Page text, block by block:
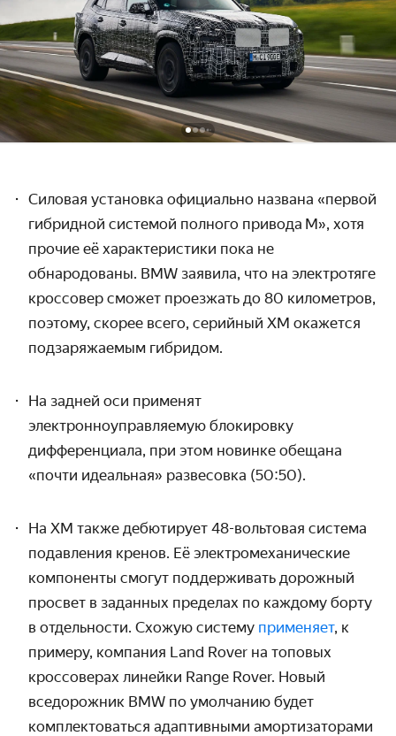
Силовая установка официально названа «первой
гибридной системой полного привода M», хотя
прочие её характеристики пока не
обнародованы. BMW заявила, что на электротяге
кроссовер сможет проезжать до 80 километров,
поэтому, скорее всего, серийный XM окажется
подзаряжаемым гибридом.
На задней оси применят
электронноуправляемую блокировку
дифференциала, при этом новинке обещана
«почти идеальная» развесовка (50:50).
На XM также дебютирует 48-вольтовая система
подавления кренов. Её электромеханические
компоненты смогут поддерживать дорожный
просвет в заданных пределах по каждому борту
в отдельности. Схожую систему применяет, к
примеру, компания Land Rover на топовых
кроссоверах линейки Range Rover. Новый
вседорожник BMW по умолчанию будет
комплектоваться адаптивными амортизаторами